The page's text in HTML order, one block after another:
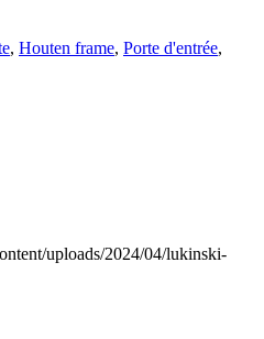
, Houten frame, Porte d'entrée,
uploads/2024/04/lukinski-